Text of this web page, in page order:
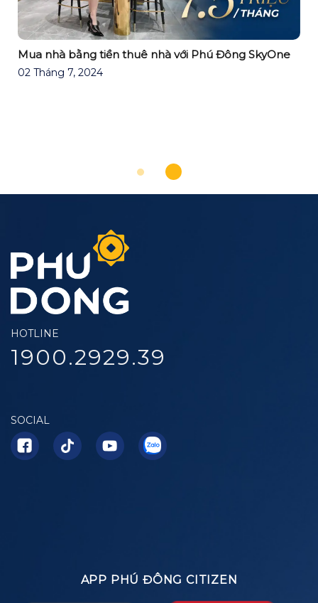
Mua nhà bằng tiền thuê nhà với Phú Đông SkyOne
02 Tháng 7, 2024
HOTLINE
1900.2929.39
SOCIAL
APP PHÚ ĐÔNG CITIZEN